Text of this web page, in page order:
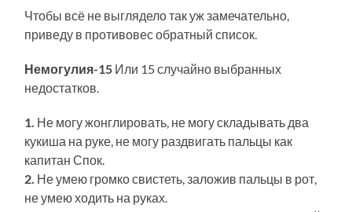
Чтобы всё не выглядело так уж замечательно,
приведу в противовес обратный список.
Немогулия-15 Или 15 случайно выбранных
недостатков.
1. Не могу жонглировать, не могу складывать два
кукиша на руке, не могу раздвигать пальцы как
капитан Спок.
2. Не умею громко свистеть, заложив пальцы в рот,
не умею ходить на руках.